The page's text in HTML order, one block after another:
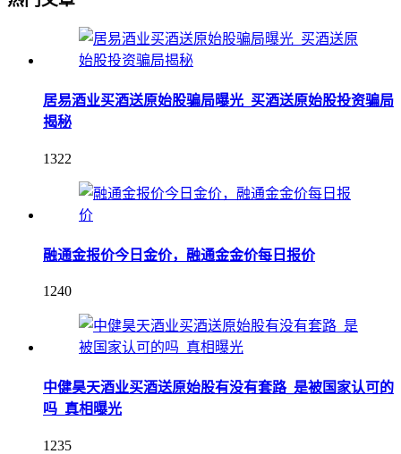
居易酒业买酒送原始股骗局曝光_买酒送原始股投资骗局
揭秘
1322
融通金报价今日金价，融通金金价每日报价
1240
中健昊天酒业买酒送原始股有没有套路_是被国家认可的
吗_真相曝光
1235